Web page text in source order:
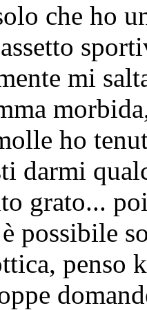
che ho
mi
ho
darmi
grato...
possibile
penso